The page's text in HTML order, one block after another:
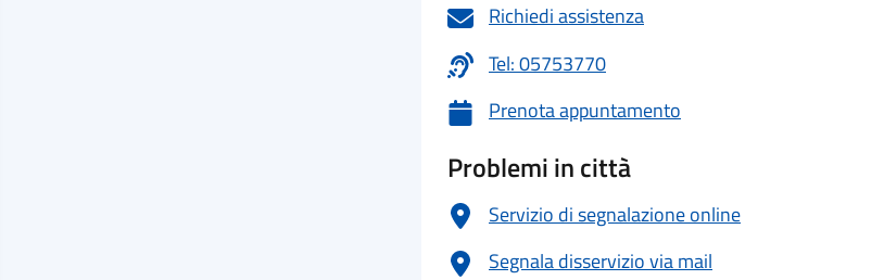
Richiedi assistenza
Tel: 05753770
Prenota appuntamento
Problemi in città
Servizio di segnalazione online
Segnala disservizio via mail